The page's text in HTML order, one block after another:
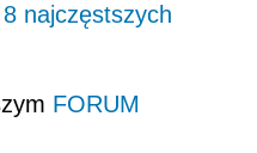
najczęstszych
FORUM